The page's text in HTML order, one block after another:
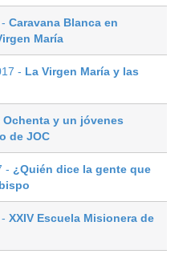
Caravana Blanca en
María
- La Virgen María y las
Ochenta y un jóvenes
de JOC
- ¿Quién dice la gente que
XXIV Escuela Misionera de